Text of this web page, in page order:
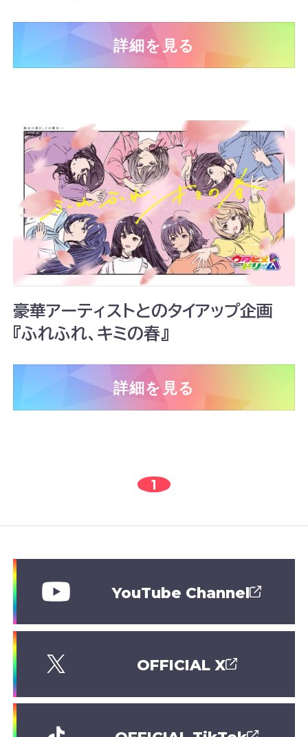
詳細を見る
豪華アーティストとのタイアップ企画
『ふれふれ、キミの春』
詳細を見る
1
YouTube Channel
OFFICIAL X